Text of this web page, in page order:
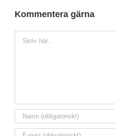
Kommentera gärna